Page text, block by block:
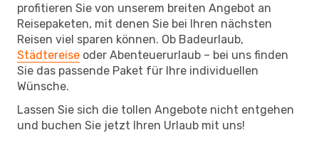
profitieren Sie von unserem breiten Angebot an
Reisepaketen, mit denen Sie bei Ihren nächsten
Reisen viel sparen können. Ob Badeurlaub,
Städtereise oder Abenteuerurlaub – bei uns finden
Sie das passende Paket für Ihre individuellen
Wünsche.
Lassen Sie sich die tollen Angebote nicht entgehen
und buchen Sie jetzt Ihren Urlaub mit uns!